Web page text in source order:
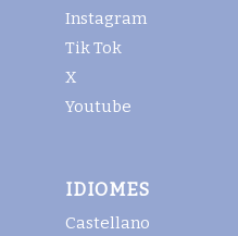
Instagram
Tik Tok
X
Youtube
IDIOMES
Castellano